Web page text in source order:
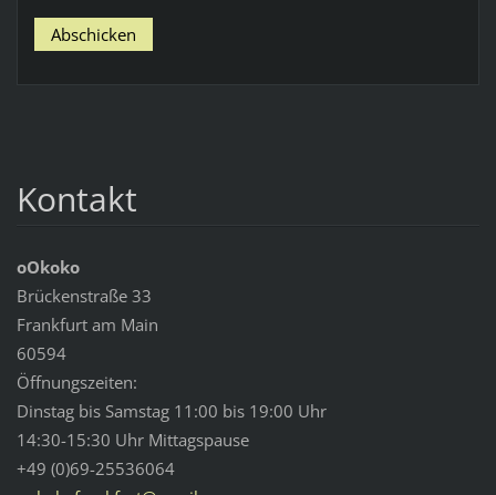
Kontakt
oOkoko
Brückenstraße 33
Frankfurt am Main
60594
Öffnungszeiten:
Dinstag bis Samstag 11:00 bis 19:00 Uhr
14:30-15:30 Uhr Mittagspause
+49 (0)69-25536064